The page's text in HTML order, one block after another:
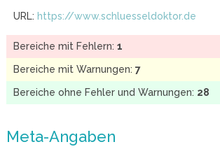
URL: https://www.schluesseldoktor.de
Bereiche mit Fehlern: 1
Bereiche mit Warnungen: 7
Bereiche ohne Fehler und Warnungen: 28
Meta-Angaben